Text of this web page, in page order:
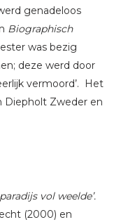
genadeloos
Biographisch
was bezig
deze werd door
vermoord’.
Het
Diepholt Zweder en
vol weelde’.
(2000) en